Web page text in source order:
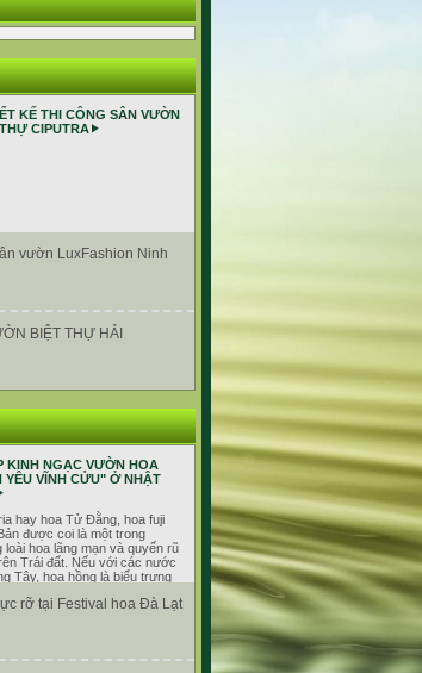
KẾ THI CÔNG SÂN VƯỜN
CIPUTRA
vườn LuxFashion Ninh
BIỆT THỰ HẢI
KINH NGẠC VƯỜN HOA
YÊU VĨNH CỬU" Ở NHẬT
hay hoa Tử Đằng, hoa fuji
được coi là một trong
loài hoa lãng mạn và quyến rũ
Trái đất. Nếu với các nước
Tây, hoa hồng là biểu trưng
cửu.rỡ tại Festival hoa Đà Lạt